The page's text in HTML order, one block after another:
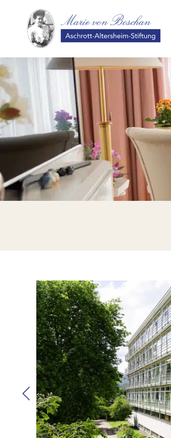
Direkt
Direkt
Footer